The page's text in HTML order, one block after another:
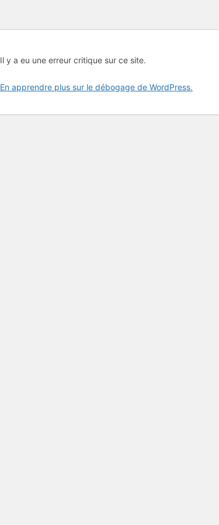
Il y a eu une erreur critique sur ce site.
En apprendre plus sur le débogage de WordPress.